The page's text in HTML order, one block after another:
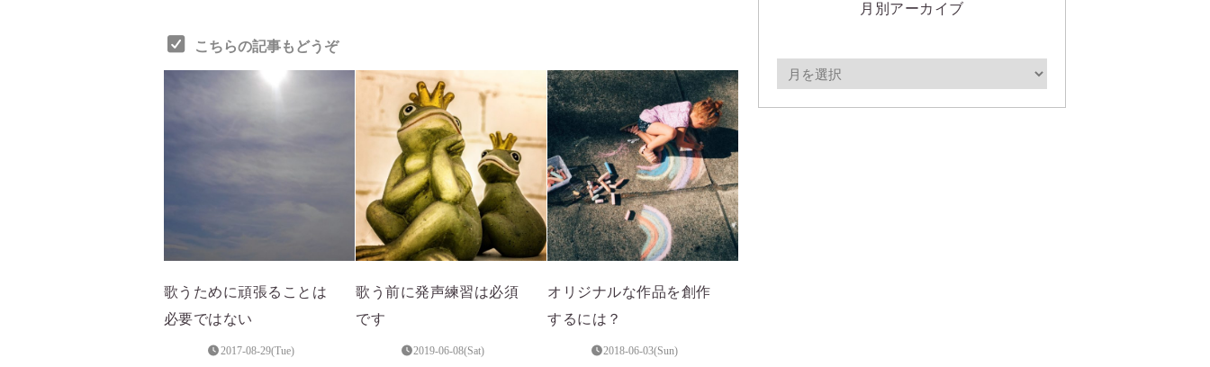
こちらの記事もどうぞ
歌うために頑張ることは
必要ではない
2017-08-29(Tue)
歌う前に発声練習は必須
です
2019-06-08(Sat)
オリジナルな作品を創作
するには？
2018-06-03(Sun)
月別アーカイブ